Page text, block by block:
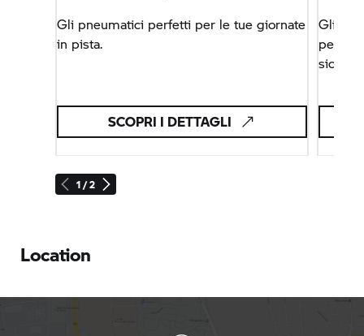
1 / 2
Gli pneumatici perfetti per le tue giornate
in pista.
SCOPRI I DETTAGLI
Gli
Location